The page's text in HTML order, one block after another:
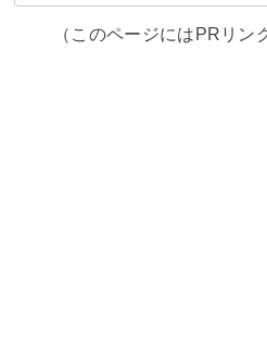
（このページにはPRリン